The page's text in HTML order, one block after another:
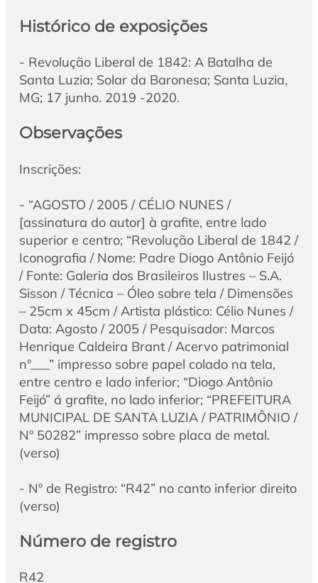
Histórico de exposições
- Revolução Liberal de 1842: A Batalha de
Santa Luzia; Solar da Baronesa; Santa Luzia,
MG; 17 junho. 2019 -2020.
Observações
Inscrições:
- “AGOSTO / 2005 / CÉLIO NUNES /
[assinatura do autor] à grafite, entre lado
superior e centro; “Revolução Liberal de 1842 /
Iconografia / Nome: Padre Diogo Antônio Feijó
/ Fonte: Galeria dos Brasileiros Ilustres – S.A.
Sisson / Técnica – Óleo sobre tela / Dimensões
– 25cm x 45cm / Artista plástico: Célio Nunes /
Data: Agosto / 2005 / Pesquisador: Marcos
Henrique Caldeira Brant / Acervo patrimonial
nº___” impresso sobre papel colado na tela,
entre centro e lado inferior; “Diogo Antônio
Feijó” á grafite, no lado inferior; “PREFEITURA
MUNICIPAL DE SANTA LUZIA / PATRIMÔNIO /
Nº 50282” impresso sobre placa de metal.
(verso)
- Nº de Registro: “R42” no canto inferior direito
(verso)
Número de registro
R42